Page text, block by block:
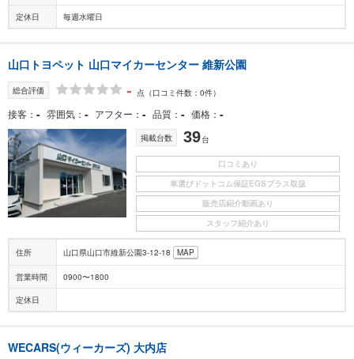
定休日 毎週水曜日
山口トヨペット 山口マイカーセンター 維新公園
総合評価 - 点 （口コミ件数：0件）
接客 - 雰囲気 - アフター - 品質 - 価格 -
掲載台数 39台
口コミあり
車選びドットコム保証EGSプラス取扱
販売店紹介動画あり
スタッフ紹介あり
住所 山口県山口市維新公園3-12-18 MAP
営業時間 0900〜1800
定休日
WECARS(ウィーカーズ) 大内店